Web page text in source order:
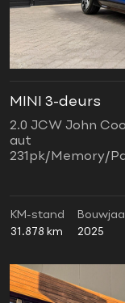
MINI 3-deurs
2.0 JCW John
aut
231pk/Memory/
KM-stand
31.878 km
2025